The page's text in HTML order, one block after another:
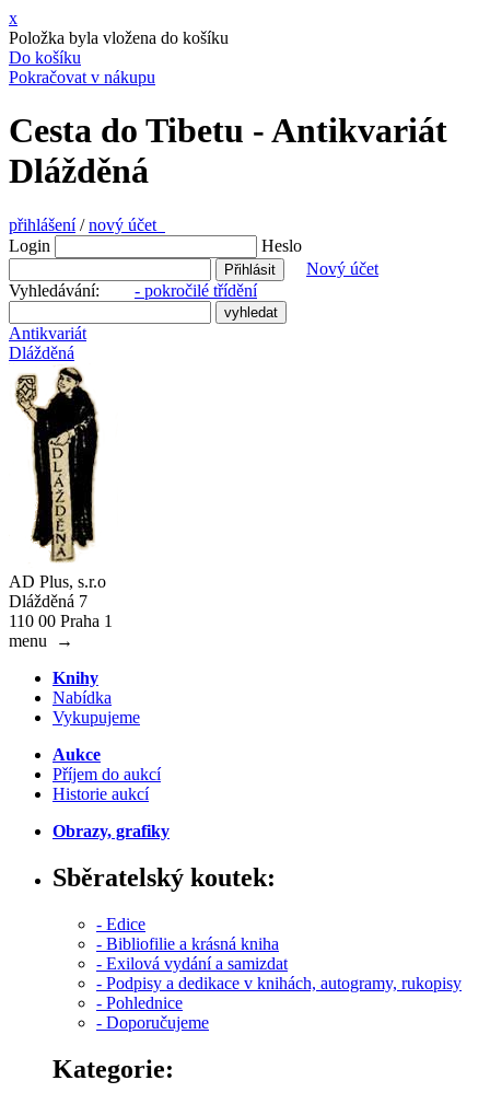
x
Položka byla vložena do košíku
Do košíku
Pokračovat v nákupu
Cesta do Tibetu - Antikvariát
Dlážděná
přihlášení/nový účet
Login
Heslo
Nový účet
Vyhledávání: - pokročilé třídění
Antikvariát
Dlážděná
AD Plus, s.r.o
Dlážděná 7
110 00 Praha 1
menu
→
Knihy
Nabídka
Vykupujeme
Aukce
Příjem do aukcí
Historie aukcí
Obrazy, grafiky
Sběratelský koutek:
- Edice
- Bibliofilie a krásná kniha
- Exilová vydání a samizdat
- Podpisy a dedikace v knihách, autogramy, rukopisy
- Pohlednice
- Doporučujeme
Kategorie: